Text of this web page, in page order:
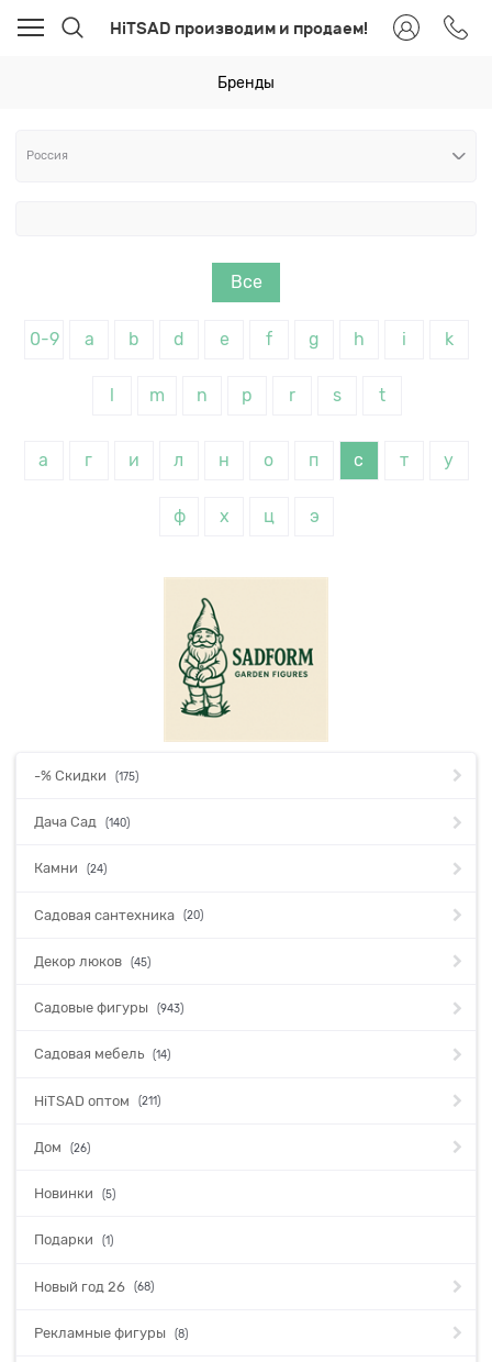
HiTSAD производим и продаем!
Бренды
Все
0-9 a b d e f g h i k
m n p r s t
а г и л н о п с т у
ф х ц э
-% Скидки (175)
Дача Сад (140)
Камни (24)
Садовая сантехника (20)
Декор люков (45)
Садовые фигуры (943)
Садовая мебель (14)
HiTSAD оптом (211)
Дом (26)
Новинки (5)
Подарки (1)
Новый год 26 (68)
Рекламные фигуры (8)